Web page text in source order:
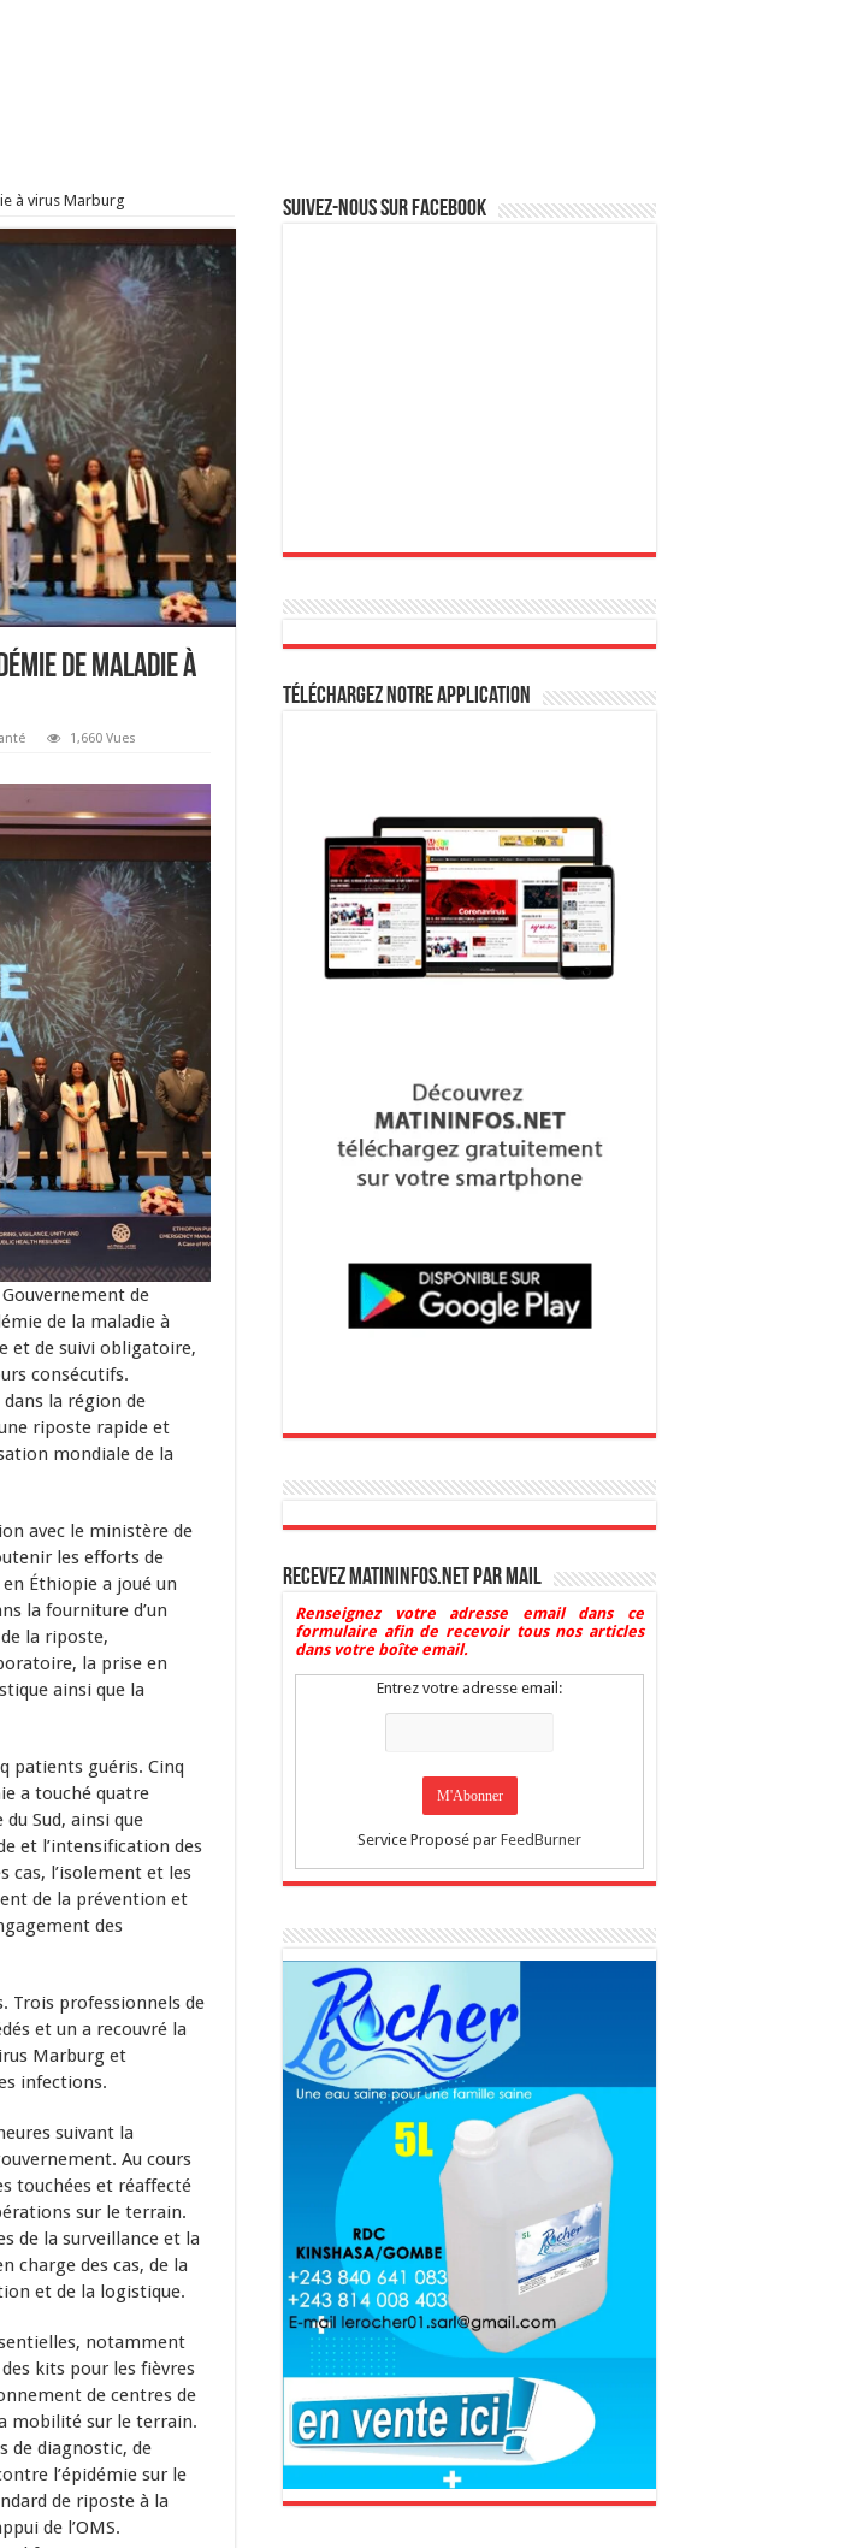
à virus Marburg
de maladie à
1,660 Vues
de
de la maladie à
et de suivi obligatoire,
consécutifs.
la région de
riposte rapide et
mondiale de la
avec le ministère de
les efforts de
Éthiopie a joué un
la fourniture d’un
la riposte,
la prise en
ainsi que la
patients guéris. Cinq
a touché quatre
Sud, ainsi que
et l’intensification des
cas, l’isolement et les
de la prévention et
des
Trois professionnels de
et un a recouvré la
Marburg et
infections.
suivant la
Au cours
touchées et réaffecté
sur le terrain.
de la surveillance et la
charge des cas, de la
et de la logistique.
notamment
kits pour les fièvres
de centres de
mobilité sur le terrain.
de diagnostic, de
l’épidémie sur le
de riposte à la
de l’OMS.
Suivez-nous sur Facebook
Téléchargez notre Application
Recevez Matininfos.net par mail
Renseignez votre adresse email dans ce
formulaire afin de recevoir tous nos articles
dans votre boîte email.
Entrez votre adresse email:
Service Proposé par FeedBurner